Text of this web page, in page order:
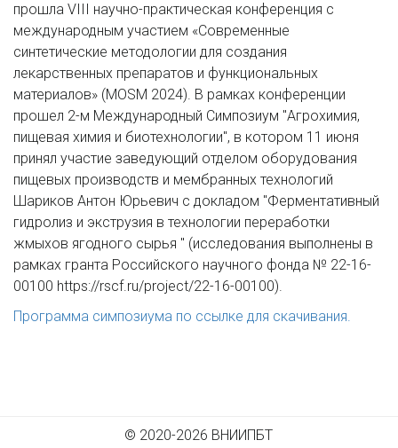
прошла VIII научно-практическая конференция с
международным участием «Современные
синтетические методологии для создания
лекарственных препаратов и функциональных
материалов» (MOSM 2024). В рамках конференции
прошел 2-м Международный Симпозиум "Агрохимия,
пищевая химия и биотехнологии", в котором 11 июня
принял участие заведующий отделом оборудования
пищевых производств и мембранных технологий
Шариков Антон Юрьевич с докладом "Ферментативный
гидролиз и экструзия в технологии переработки
жмыхов ягодного сырья " (исследования выполнены в
рамках гранта Российского научного фонда № 22-16-
00100 https://rscf.ru/project/22-16-00100).
Программа симпозиума по ссылке для скачивания.
© 2020-2026 ВНИИПБТ